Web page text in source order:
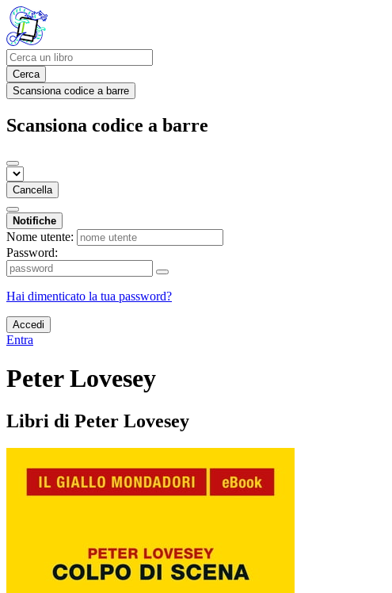
Cerca
Scansiona codice a barre
Scansiona codice a barre
Cancella
Notifiche
Nome utente:
Password:
Hai dimenticato la tua password?
Accedi
Entra
Peter Lovesey
Libri di Peter Lovesey